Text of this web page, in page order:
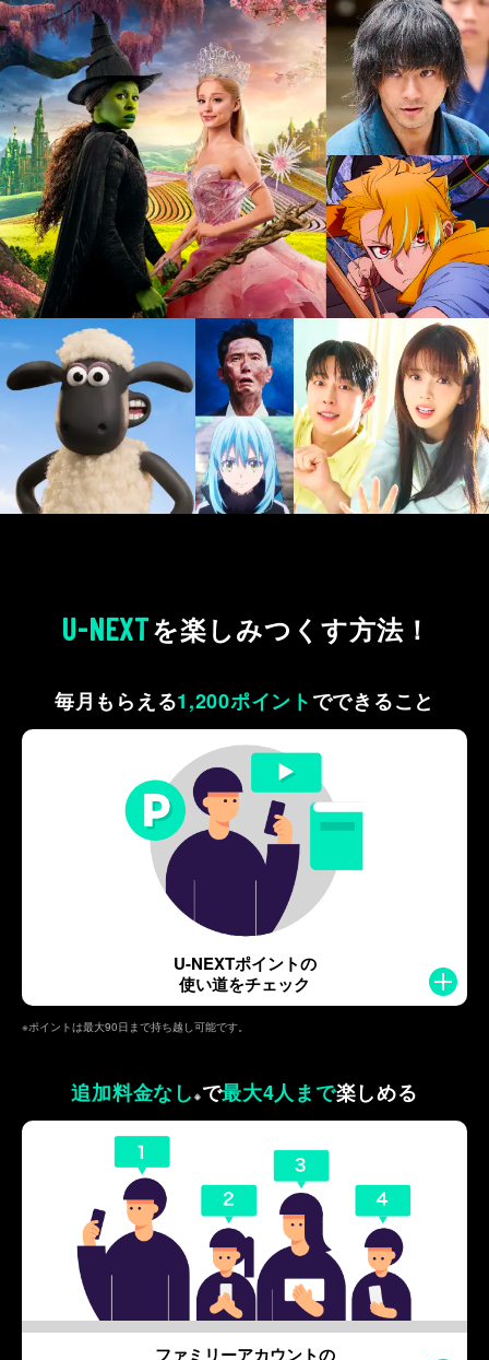
U-NEXTを楽しみつくす方法！
毎月もらえる1,200ポイントでできること
U-NEXTポイントの
使い道をチェック
※ポイントは最大90日まで持ち越し可能です。
追加料金なし ※で最大4人まで楽しめる
ファミリーアカウントの